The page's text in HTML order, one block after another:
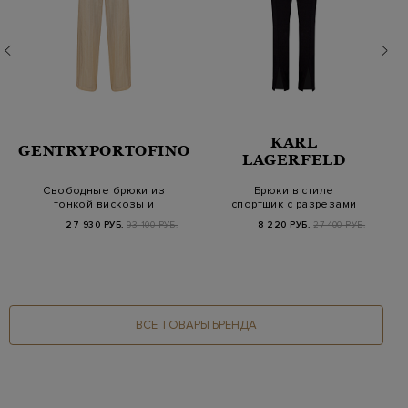
GENTRYPORTOFINO
Свободные брюки из
тонкой вискозы и
хлопка с прострочк…
27 930 РУБ. 93 100 РУБ.
KARL
LAGERFELD
Брюки в стиле
спортшик с разрезами
и мерцающей нитью
л…
8 220 РУБ. 27 400 РУБ.
ВСЕ ТОВАРЫ БРЕНДА